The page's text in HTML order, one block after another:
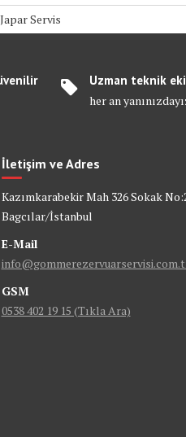
Servis
Uzman teknik
her an
İletişim ve Adres
Kazımkarabekir Mah 326 Sokak
Bagcılar/İstanbul
E-Mail
GSM
0538 402 19 15 (Tıkla Ara)